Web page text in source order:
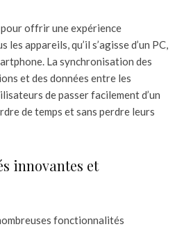
offrir une expérience
appareils, qu’il s’agisse d’un PC,
La synchronisation des
et des données entre les
de passer facilement d’un
de temps et sans perdre leurs
innovantes et
fonctionnalités